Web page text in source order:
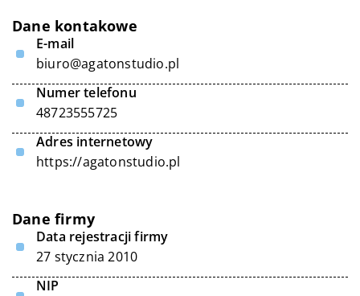
Dane kontakowe
E-mail
biuro@agatonstudio.pl
Numer telefonu
48723555725
Adres internetowy
https://agatonstudio.pl
Dane firmy
Data rejestracji firmy
27 stycznia 2010
NIP